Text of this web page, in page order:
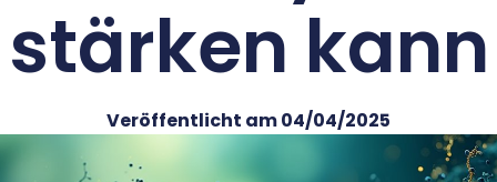
stärken kann
Veröffentlicht am04/04/2025